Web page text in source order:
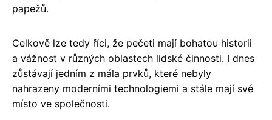
papežů.
Celkově lze tedy říci, že pečeti mají bohatou historii
a vážnost v různých oblastech lidské činnosti. I dnes
zůstávají jedním z mála prvků, které nebyly
nahrazeny moderními technologiemi a stále mají své
místo ve společnosti.